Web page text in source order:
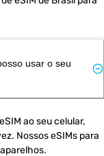
usar o seu
ao seu celular,
Nossos eSIMs para